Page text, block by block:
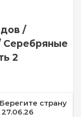
/
Серебряные
2
страну